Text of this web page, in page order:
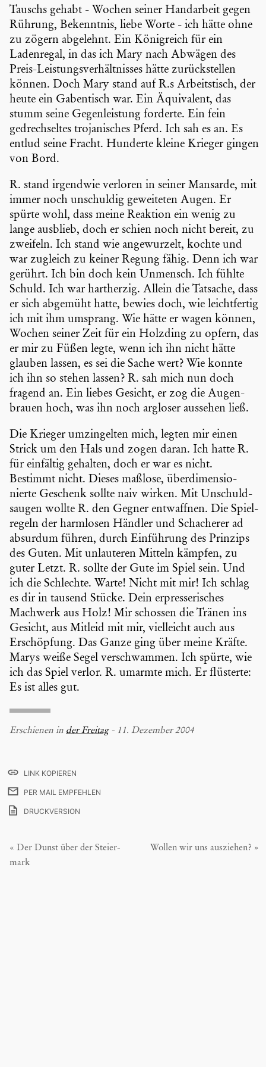
Tauschs gehabt - Wochen seiner Handar­beit gegen
Rührung, Bekenntnis, liebe Worte - ich hätte ohne
zu zögern abgelehnt. Ein König­reich für ein
Laden­regal, in das ich Mary nach Abwägen des
Preis-Leistungsverhältnisses hätte zurück­stellen
können. Doch Mary stand auf R.s Arbeits­tisch, der
heute ein Gaben­tisch war. Ein Äquiva­lent, das
stumm seine Gegen­leis­tung forderte. Ein fein
gedrech­seltes troja­ni­sches Pferd. Ich sah es an. Es
entlud seine Fracht. Hunderte kleine Krieger gingen
von Bord.
R. stand irgendwie verloren in seiner Mansarde, mit
immer noch unschuldig gewei­teten Augen. Er
spürte wohl, dass meine Reaktion ein wenig zu
lange ausblieb, doch er schien noch nicht bereit, zu
zweifeln. Ich stand wie angewur­zelt, kochte und
war zugleich zu keiner Regung fähig. Denn ich war
gerührt. Ich bin doch kein Unmensch. Ich fühlte
Schuld. Ich war hartherzig. Allein die Tatsache, dass
er sich abgemüht hatte, bewies doch, wie leicht­fertig
ich mit ihm umsprang. Wie hätte er wagen können,
Wochen seiner Zeit für ein Holzding zu opfern, das
er mir zu Füßen legte, wenn ich ihn nicht hätte
glauben lassen, es sei die Sache wert? Wie konnte
ich ihn so stehen lassen? R. sah mich nun doch
fragend an. Ein liebes Gesicht, er zog die Augen­
brauen hoch, was ihn noch argloser aussehen ließ.
Die Krieger umzin­gelten mich, legten mir einen
Strick um den Hals und zogen daran. Ich hatte R.
für einfältig gehalten, doch er war es nicht.
Bestimmt nicht. Dieses maßlose, überdi­men­sio­
nierte Geschenk sollte naiv wirken. Mit Unschuld­
saugen wollte R. den Gegner entwaffnen. Die Spiel­
re­geln der harmlosen Händler und Schacherer ad
absurdum führen, durch Einfüh­rung des Prinzips
des Guten. Mit unlau­teren Mitteln kämpfen, zu
guter Letzt. R. sollte der Gute im Spiel sein. Und
ich die Schlechte. Warte! Nicht mit mir! Ich schlag
es dir in tausend Stücke. Dein erpres­se­ri­sches
Machwerk aus Holz! Mir schossen die Tränen ins
Gesicht, aus Mitleid mit mir, vielleicht auch aus
Erschöp­fung. Das Ganze ging über meine Kräfte.
Marys weiße Segel verschwammen. Ich spürte, wie
ich das Spiel verlor. R. umarmte mich. Er flüsterte:
Es ist alles gut.
Erschienen in der Freitag- 11. Dezember 2004
LINK KOPIEREN
PER MAIL EMPFEHLEN
DRUCKVERSION
Beitrags-
Navigation
« Der Dunst über der Steier­
mark
Wollen wir uns ausziehen? »